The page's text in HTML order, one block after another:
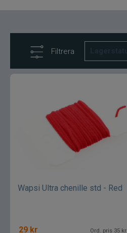
Filtrera
Wapsi Ultra chenille std - Red
29 kr Ord. pris 35 kr